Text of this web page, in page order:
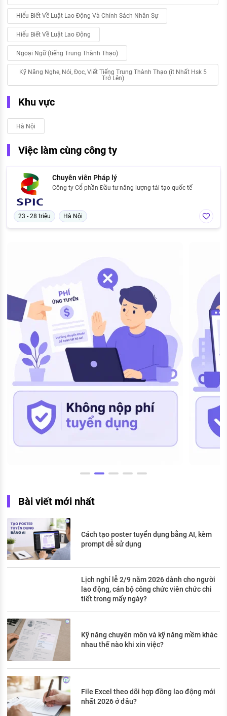
Hiểu Biết Về Luật Lao Động Và Chính Sách Nhân Sự
Hiểu Biết Về Luật Lao Động
Ngoại Ngữ (tiếng Trung Thành Thạo)
Kỹ Năng Nghe, Nói, Đọc, Viết Tiếng Trung Thành Thạo (ít Nhất Hsk 5
Trở Lên)
Khu vực
Hà Nội
Việc làm cùng công ty
Chuyên viên Pháp lý
Công ty Cổ phần Đầu tư năng lượng tái tạo quốc tế
23 - 28 triệu Hà Nội
Bài viết mới nhất
Cách tạo poster tuyển dụng bằng AI, kèm
prompt dễ sử dụng
Lịch nghỉ lễ 2/9 năm 2026 dành cho người
lao động, cán bộ công chức viên chức chi
tiết trong mấy ngày?
Kỹ năng chuyên môn và kỹ năng mềm khác
nhau thế nào khi xin việc?
File Excel theo dõi hợp đồng lao động mới
nhất 2026 ở đâu?